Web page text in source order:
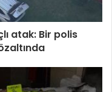
atak: Bir polis